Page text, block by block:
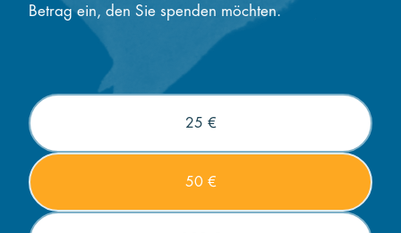
Betrag ein, den Sie spenden möchten.
25 €
50 €